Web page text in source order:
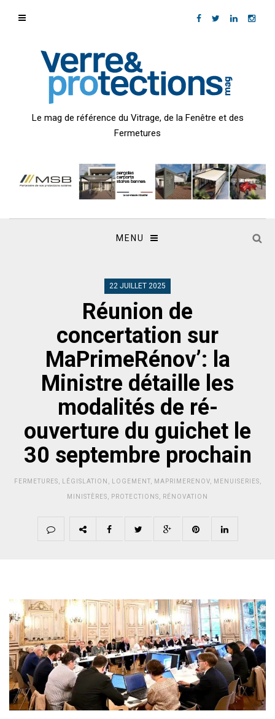
Le mag de référence du Vitrage, de la Fenêtre et des
Fermetures
MENU
22 JUILLET 2025
Réunion de
concertation sur
MaPrimeRénov’: la
Ministre détaille les
modalités de ré-
ouverture du guichet le
30 septembre prochain
FERMETURES LÉGISLATION LOGEMENT, MAPRIMERENOV, MENUISERIES
MINISTÈRES PROTECTIONS RÉNOVATION